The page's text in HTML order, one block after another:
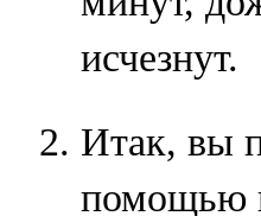
исчезнут.
Итак, вы
помощью